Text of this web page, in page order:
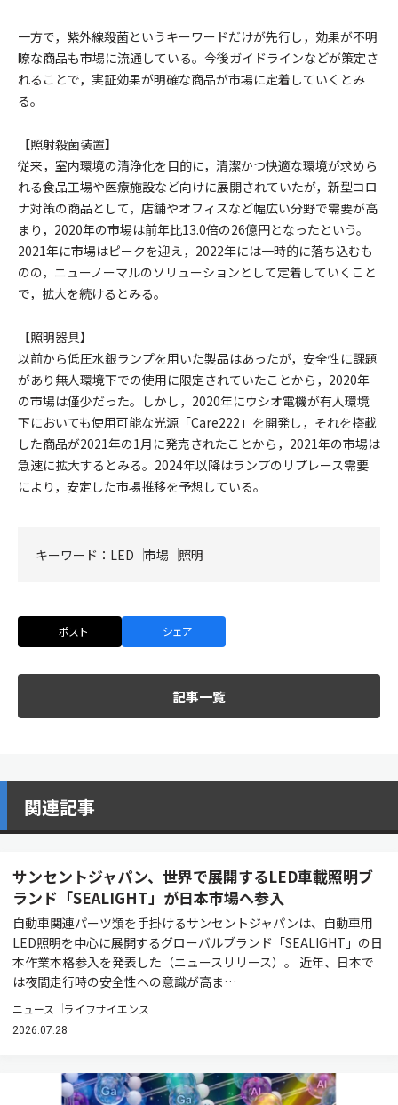
一方で，紫外線殺菌というキーワードだけが先行し，効果が不明
瞭な商品も市場に流通している。今後ガイドラインなどが策定さ
れることで，実証効果が明確な商品が市場に定着していくとみ
る。
【照射殺菌装置】
従来，室内環境の清浄化を目的に，清潔かつ快適な環境が求めら
れる食品工場や医療施設など向けに展開されていたが，新型コロ
ナ対策の商品として，店舗やオフィスなど幅広い分野で需要が高
まり，2020年の市場は前年比13.0倍の26億円となったという。
2021年に市場はピークを迎え，2022年には一時的に落ち込むも
のの，ニューノーマルのソリューションとして定着していくこと
で，拡大を続けるとみる。
【照明器具】
以前から低圧水銀ランプを用いた製品はあったが，安全性に課題
があり無人環境下での使用に限定されていたことから，2020年
の市場は僅少だった。しかし，2020年にウシオ電機が有人環境
下においても使用可能な光源「Care222」を開発し，それを搭載
した商品が2021年の1月に発売されたことから，2021年の市場は
急速に拡大するとみる。2024年以降はランプのリプレース需要
により，安定した市場推移を予想している。
キーワード： LED 市場 照明
ポスト シェア
記事一覧
関連記事
サンセントジャパン、世界で展開するLED車載照明ブ
ランド「SEALIGHT」が日本市場へ参入
自動車関連パーツ類を手掛けるサンセントジャパンは、自動車用
LED照明を中心に展開するグローバルブランド「SEALIGHT」の日
本作業本格参入を発表した（ニュースリリース）。 近年、日本で
は夜間走行時の安全性への意識が高ま…
ニュース ライフサイエンス
2026.07.28